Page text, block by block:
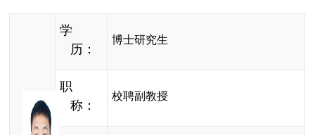
学
历：
博士研究生
职
称：
校聘副教授